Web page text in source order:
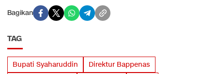
Bagikan
TAG
Bupati Syaharuddin
Direktur Bappenas